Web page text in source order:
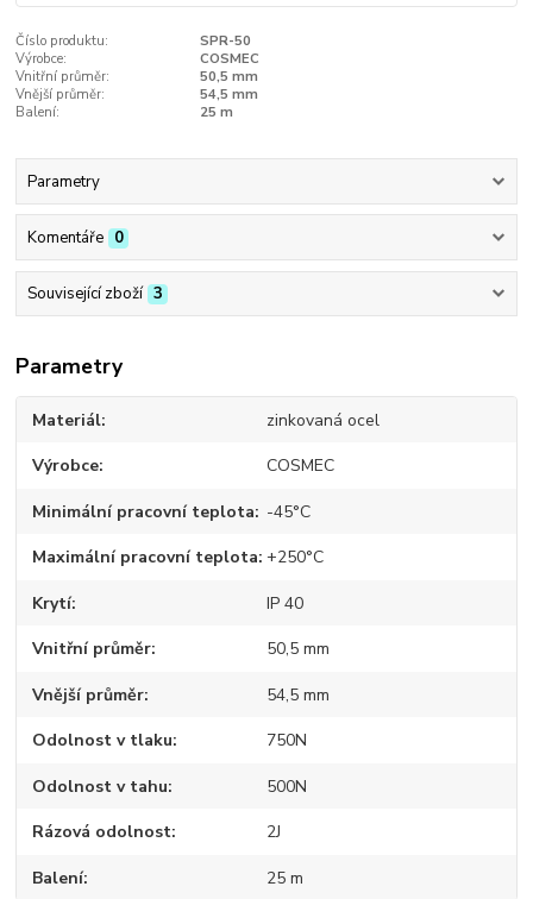
Číslo produktu:
SPR-50
Výrobce:
COSMEC
Vnitřní průměr:
50,5 mm
Vnější průměr:
54,5 mm
Balení:
25 m
Parametry
Komentáře 0
Související zboží 3
Parametry
Materiál zinkovaná ocel
Výrobce COSMEC
Minimální pracovní teplota -45°C
Maximální pracovní teplota +250°C
Krytí IP 40
Vnitřní průměr 50,5 mm
Vnější průměr 54,5 mm
Odolnost v tlaku 750N
Odolnost v tahu 500N
Rázová odolnost 2J
Balení 25 m